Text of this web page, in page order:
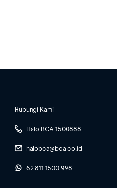
Hubungi Kami
Halo BCA 1500888
halobca@bca.co.id
62 811 1500 998